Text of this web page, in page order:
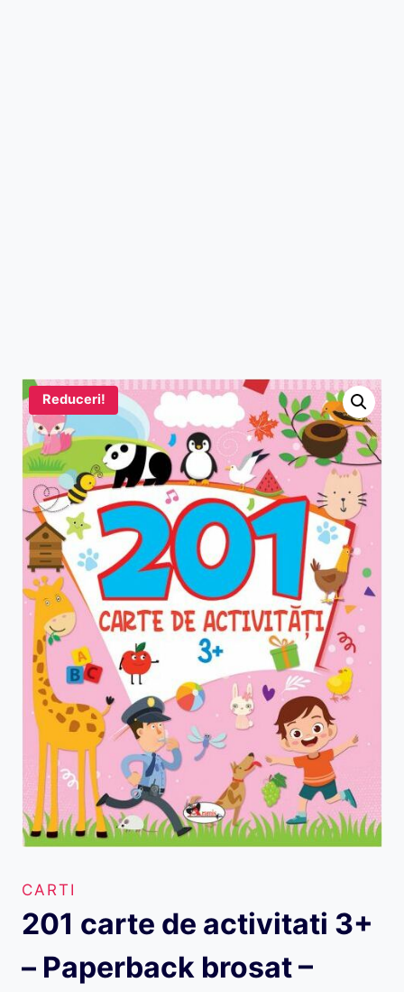
Reduceri!
CARTI
201 carte de activitati 3+
– Paperback brosat –